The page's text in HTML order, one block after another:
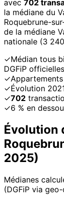
avec 702
la médiane du
Roquebrune-
de la médiane
nationale (3
✓Médian tous
DGFiP
✓
✓Évolution
✓702
✓6 % en
Évolution
2025)
Médianes
(DGFiP via